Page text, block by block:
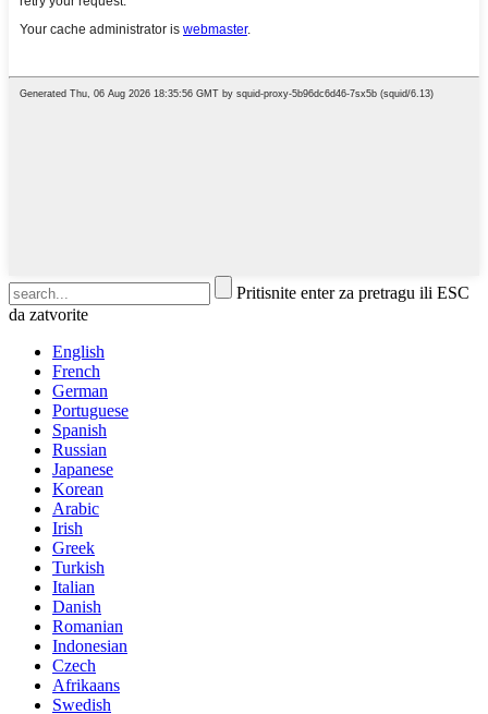
Pritisnite enter za pretragu ili ESC
da zatvorite
English
French
German
Portuguese
Spanish
Russian
Japanese
Korean
Arabic
Irish
Greek
Turkish
Italian
Danish
Romanian
Indonesian
Czech
Afrikaans
Swedish